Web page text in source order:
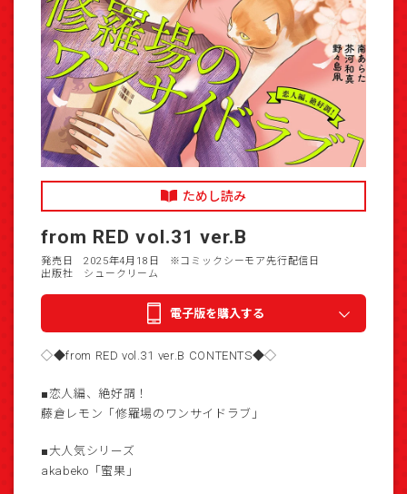
ためし読み
from RED vol.31 ver.B
発売日 2025年4月18日
※コミックシーモア先行配信日
出版社 シュークリーム
電子版を購入する
◇◆from RED vol.31 ver.B CONTENTS◆◇
■恋人編、絶好調！
藤倉レモン「修羅場のワンサイドラブ」
■大人気シリーズ
akabeko「蜜果」